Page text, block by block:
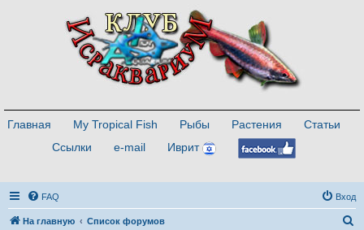
Главная My Tropical Fish Рыбы Растения
Статьи
Ссылки
e-mail Иврит
FAQ Вход
На главную Список форумов